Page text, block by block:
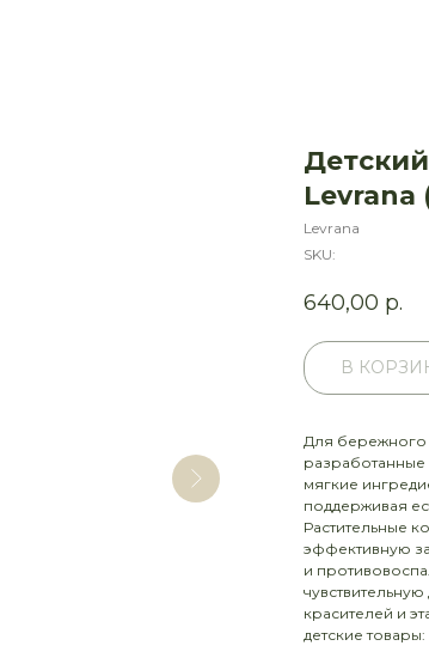
Levrana
Levrana
SKU:
640,00 р.
В
Для бережного
разработанные
мягкие
поддерживая
Растительные
эффективную
и
красителей и
детские